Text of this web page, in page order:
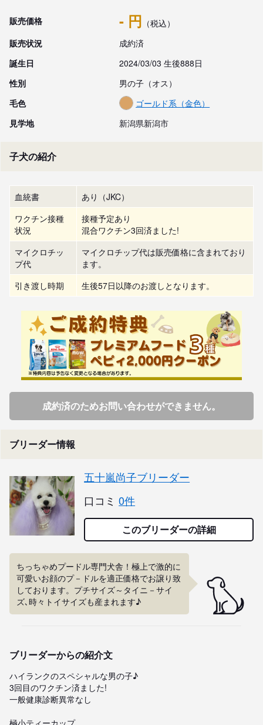
販売価格 - 円 （税込）
販売状況
成約済
誕生日
2024/03/03 生後888日
性別
男の子（オス）
毛色
ゴールド系（金色）
見学地
新潟県新潟市
子犬の紹介
血統書
あり（JKC）
ワクチン接種
状況
接種予定あり
混合ワクチン3回済ました!
マイクロチッ
プ代
マイクロチップ代は販売価格に含まれており
ます。
引き渡し時期
生後57日以降のお渡しとなります。
成約済のためお問い合わせができません。
ブリーダー情報
五十嵐尚子ブリーダー
口コミ 0件
このブリーダーの詳細
ちっちゃめプードル専門犬舎！極上で激的に
可愛いお顔のプ－ドルを適正価格でお譲り致
しております。プチサイズ～タイニ－サイ
ズ､時々トイサイズも産まれます♪
ブリーダーからの紹介文
ハイランクのスペシャルな男の子♪
3回目のワクチン済ました!
一般健康診断異常なし
極小ティーカップ